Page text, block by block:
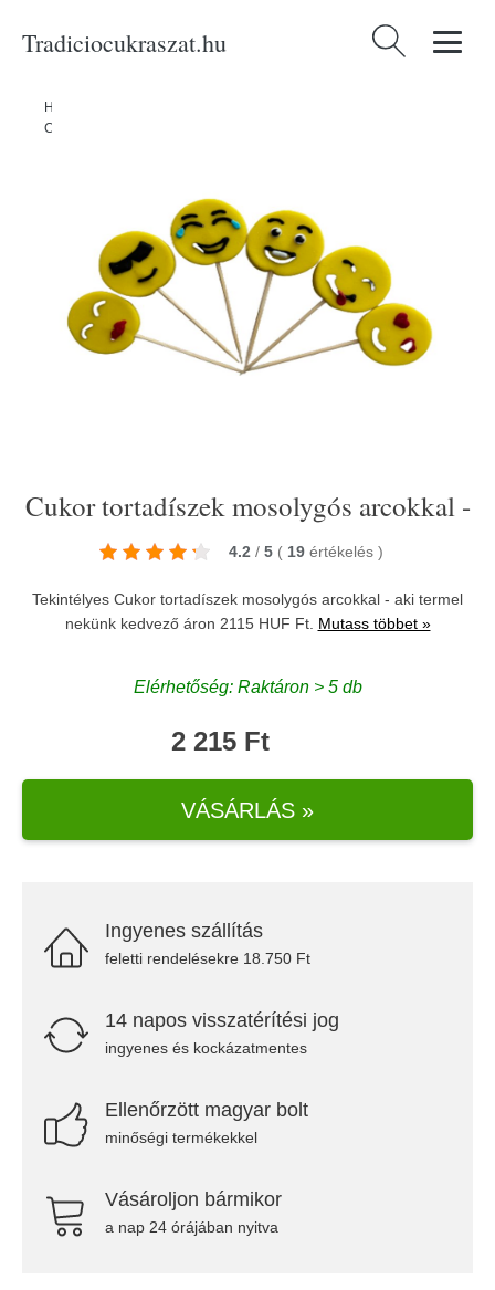
Tradiciocukraszat.hu Keresés:
Home
Cukordekorációk
Cukor tortadíszek mosolygós arcokkal -
4.2 / 5 ( 19 értékelés )
Tekintélyes Cukor tortadíszek mosolygós arcokkal - aki termel
nekünk kedvező áron 2115 HUF Ft. Mutass többet »
Elérhetőség: Raktáron > 5 db
2 215 Ft
VÁSÁRLÁS »
Ingyenes szállítás
feletti rendelésekre 18.750 Ft
14 napos visszatérítési jog
ingyenes és kockázatmentes
Ellenőrzött magyar bolt
minőségi termékekkel
Vásároljon bármikor
a nap 24 órájában nyitva